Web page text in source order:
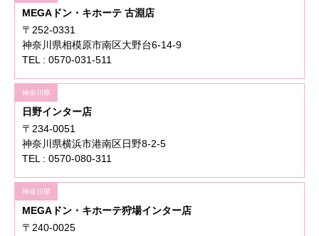
MEGAドン・キホーテ 古淵店
〒252-0331
神奈川県相模原市南区大野台6-14-9
TEL : 0570-031-511
神奈川県
日野インター店
〒234-0051
神奈川県横浜市港南区日野8-2-5
TEL : 0570-080-311
神奈川県
MEGAドン・キホーテ狩場インター店
〒240-0025